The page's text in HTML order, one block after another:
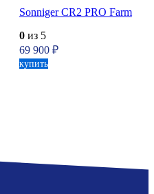
Sonniger CR2 PRO Farm
0из 5
69 900 ₽
купить